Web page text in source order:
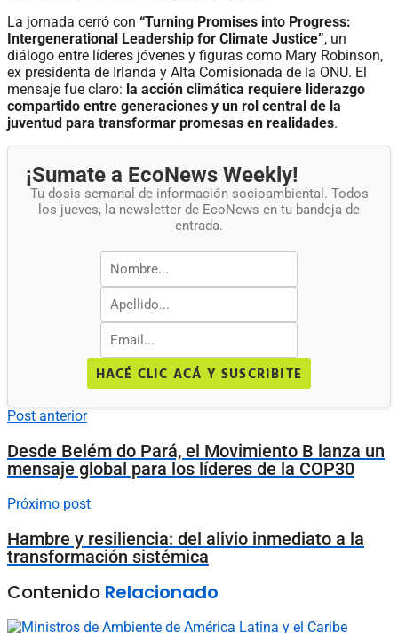
La jornada cerró con “Turning Promises into Progress:
Intergenerational Leadership for Climate Justice”, un
diálogo entre líderes jóvenes y figuras como Mary Robinson,
ex presidenta de Irlanda y Alta Comisionada de la ONU. El
mensaje fue claro: la acción climática requiere liderazgo
compartido entre generaciones y un rol central de la
juventud para transformar promesas en realidades.
¡Sumate a EcoNews Weekly!
Tu dosis semanal de información socioambiental. Todos
los jueves, la newsletter de EcoNews en tu bandeja de
entrada.
HACÉ CLIC ACÁ Y SUSCRIBITE
Post anterior
Desde Belém do Pará, el Movimiento B lanza un
mensaje global para los líderes de la COP30
Próximo post
Hambre y resiliencia: del alivio inmediato a la
transformación sistémica
Contenido Relacionado